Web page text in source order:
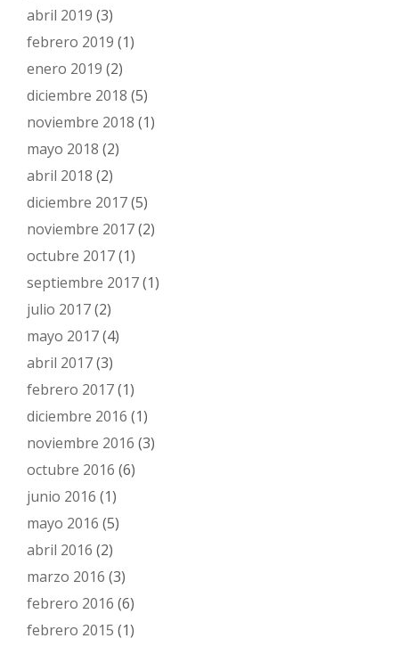
abril 2019 (3)
febrero 2019 (1)
enero 2019 (2)
diciembre 2018 (5)
noviembre 2018 (1)
mayo 2018 (2)
abril 2018 (2)
diciembre 2017(5)
noviembre 2017(2)
octubre 2017(1)
septiembre 2017(1)
julio 2017(2)
mayo 2017(4)
abril 2017(3)
febrero 2017(1)
diciembre 2016 (1)
noviembre 2016 (3)
octubre 2016 (6)
junio 2016 (1)
mayo 2016 (5)
abril 2016 (2)
marzo 2016 (3)
febrero 2016 (6)
febrero 2015 (1)